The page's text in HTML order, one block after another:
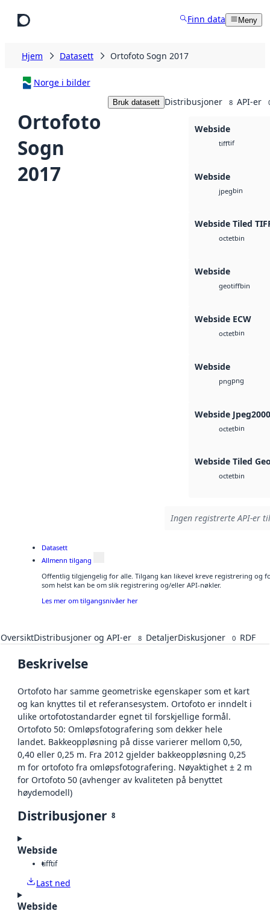
Finn data Meny
Hjem Datasett Ortofoto Sogn 2017
Norge i bilder
Ortofoto
Sogn
2017
Bruk datasett Distribusjoner 8 API-er
Webside
tifftif
Webside
jpegbin
Webside Tiled
octetbin
Webside
geotiffbin
Webside ECW
octetbin
Webside
pngpng
Webside Jpeg2000
octetbin
Webside Tiled
octetbin
Ingen registrerte API-er
Datasett
Allmenn tilgang
Offentlig tilgjengelig for alle. Tilgang kan likevel kreve registrering og
som helst kan be om slik registrering og/eller API-nøkler.
Les mer om tilgangsnivåer her
OversiktDistribusjoner og API-er 8 DetaljerDiskusjoner 0 RDF
Beskrivelse
Ortofoto har samme geometriske egenskaper som et kart
og kan knyttes til et referansesystem. Ortofoto er inndelt i
ulike ortofotostandarder egnet til forskjellige formål.
Ortofoto 50: Omløpsfotografering som dekker hele
landet. Bakkeoppløsning på disse varierer mellom 0,50,
0,40 eller 0,25 m. Fra 2012 gjelder bakkeoppløsning 0,25
m for ortofoto fra omløpsfotografering. Nøyaktighet ± 2 m
for Ortofoto 50 (avhenger av kvaliteten på benyttet
høydemodell)
Distribusjoner 8
Webside
tifftif
Last ned
Webside